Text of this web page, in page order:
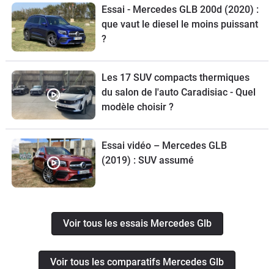
Essai - Mercedes GLB 200d (2020) :
que vaut le diesel le moins puissant
?
Les 17 SUV compacts thermiques
du salon de l'auto Caradisiac - Quel
modèle choisir ?
Essai vidéo – Mercedes GLB
(2019) : SUV assumé
Voir tous les essais Mercedes Glb
Voir tous les comparatifs Mercedes Glb